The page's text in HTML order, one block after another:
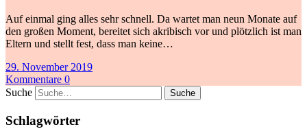
Auf einmal ging alles sehr schnell. Da wartet man neun Monate auf
den großen Moment, bereitet sich akribisch vor und plötzlich ist man
Eltern und stellt fest, dass man keine…
29. November 2019
Kommentare 0
Suche
Schlagwörter